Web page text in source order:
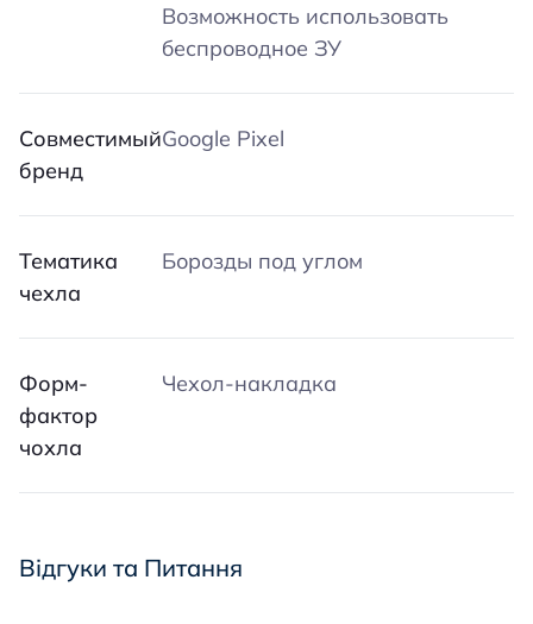
Возможность использовать
беспроводное ЗУ
Совместимый
бренд
Google Pixel
Тематика
чехла
Борозды под углом
Форм-
фактор
чохла
Чехол-накладка
Відгуки та Питання